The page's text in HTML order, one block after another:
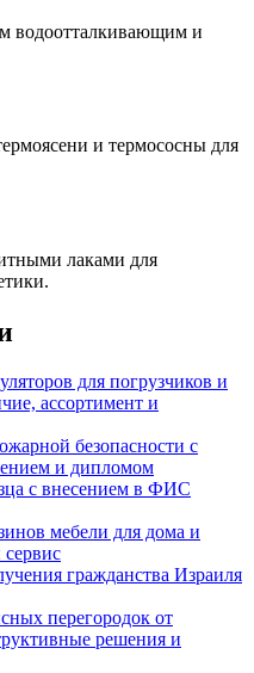
водоотталкивающим и
и термососны для
лаками для
для погрузчиков и
ассортимент и
безопасности с
и дипломом
с внесением в ФИС
мебели для дома и
гражданства Израиля
перегородок от
решения и